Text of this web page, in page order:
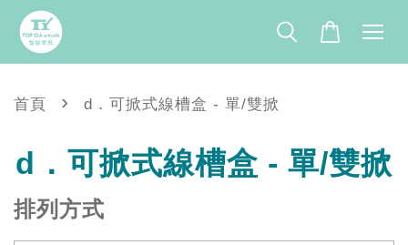
首頁 › d．可掀式線槽盒 - 單/雙掀
d．可掀式線槽盒 - 單/雙掀
排列方式